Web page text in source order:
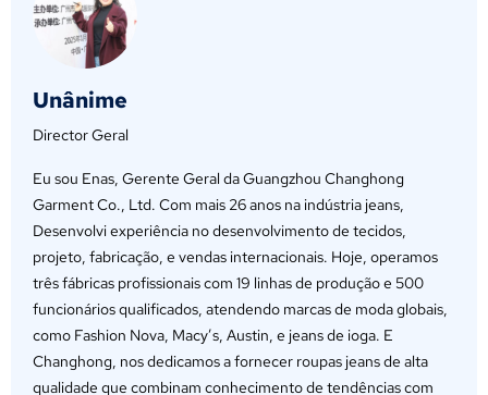
Unânime
Director Geral
Eu sou Enas, Gerente Geral da Guangzhou Changhong
Garment Co., Ltd. Com mais 26 anos na indústria jeans,
Desenvolvi experiência no desenvolvimento de tecidos,
projeto, fabricação, e vendas internacionais. Hoje, operamos
três fábricas profissionais com 19 linhas de produção e 500
funcionários qualificados, atendendo marcas de moda globais,
como Fashion Nova, Macy’s, Austin, e jeans de ioga. E
Changhong, nos dedicamos a fornecer roupas jeans de alta
qualidade que combinam conhecimento de tendências com